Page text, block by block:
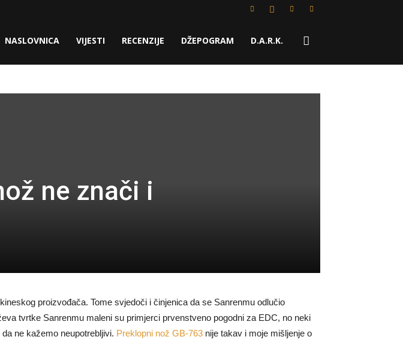
NASLOVNICA VIJESTI RECENZIJE DŽEPOGRAM D.A.R.K.
ne znači i
proizvođača. Tome svjedoči i činjenica da se Sanrenmu odlučio
tvrtke Sanrenmu maleni su primjerci prvenstveno pogodni za EDC, no neki
ne kažemo neupotrebljivi. Preklopni nož GB-763 nije takav i moje mišljenje o